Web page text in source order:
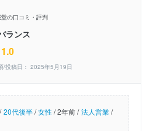
の口コミ・評判
ランス
1.0
/投稿日： 2025年5月19日
20代後半/女性/2年前 / 法人営業/